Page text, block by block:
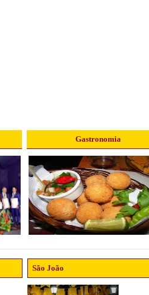
Gastronomia
São João